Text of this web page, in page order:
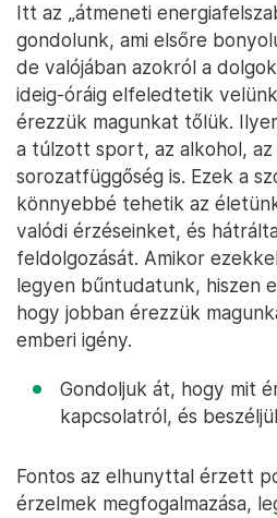
Itt az „átmeneti
gondolunk, ami elsőre
de valójában azokról a
ideig-óráig elfeledtetik
érezzük magunkat tőlük.
a túlzott sport, az alkohol, az
sorozatfüggőség is. Ezek a
könnyebbé tehetik az
valódi érzéseinket, és
feldolgozását. Amikor
legyen bűntudatunk, hiszen
hogy jobban érezzük
emberi igény.
Gondoljuk át, hogy mit
kapcsolatról, és
Fontos az elhunyttal érzett
érzelmek megfogalmazása,